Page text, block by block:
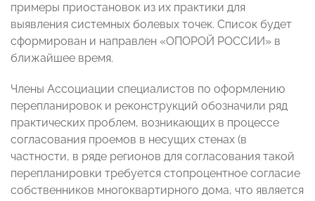
примеры приостановок из их практики для
выявления системных болевых точек. Список будет
сформирован и направлен «ОПОРОЙ РОССИИ» в
ближайшее время.
Члены Ассоциации специалистов по оформлению
перепланировок и реконструкций обозначили ряд
практических проблем, возникающих в процессе
согласования проемов в несущих стенах (в
частности, в ряде регионов для согласования такой
перепланировки требуется стопроцентное согласие
собственников многоквартирного дома, что является